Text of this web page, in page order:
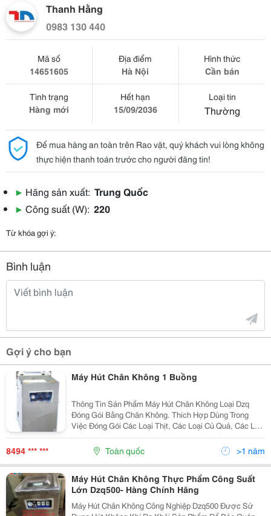
Thanh Hằng
0983 130 440
Mã số
14651605
Địa điểm
Hà Nội
Hình thức
Cần bán
Tình trạng
Hàng mới
Hết hạn
15/09/2036
Loại tin
Thường
Để mua hàng an toàn trên Rao vặt, quý khách vui lòng không
thực hiện thanh toán trước cho người đăng tin!
▶ Hãng sản xuất: Trung Quốc
▶ Công suất (W): 220
Từ khóa gợi ý:
Bình luận
Gợi ý cho bạn
Máy Hút Chân Không 1 Buồng
Thông Tin Sản Phẩm Máy Hút Chân Không Loại Dzq
Đóng Gói Bằng Chân Không. Thích Hợp Dùng Trong
Việc Đóng Gói Các Loại Thịt, Các Loại Củ Quả, Các Loại
Dược Phẩm, Hoá Chất&Hellip;Có Thể Bảo Quản Hàng
Hoá Đóng Gói Không Bị Biến Chất, Không Bị Hư...
8494 *** *** Toàn quốc >1 năm
Máy Hút Chân Không Thực Phẩm Công Suất
Lớn Dzq500- Hàng Chính Hãng
Máy Hút Chân Không Công Nghiệp Dzq500 Được Sử